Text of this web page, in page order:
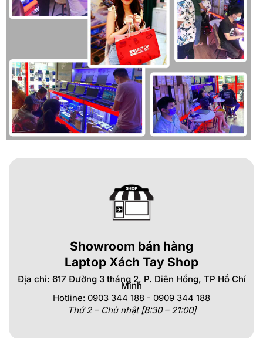
Showroom bán hàng
Laptop Xách Tay Shop
Địa chỉ: 617 Đường 3 tháng 2, P. Diên Hồng, TP Hồ Chí
Minh
Hotline: 0903 344 188 - 0909 344 188
Thứ 2 – Chủ nhật [8:30 – 21:00]